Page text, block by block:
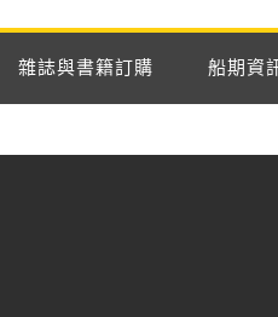
雜誌與書籍訂購 船期資